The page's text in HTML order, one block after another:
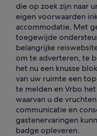
die op zoek zijn naar
eigen voorwaarden
accommodatie. Met
toegewijde
belangrijke
om te adverteren, te
het nu een knusse
van uw ruimte een
te melden en Vrbo
waarvan u de
communicatie en
gastenervaringen
badge opleveren.